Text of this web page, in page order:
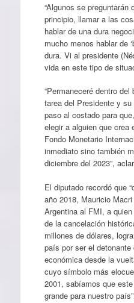
“Algunos se
principio, llamar a las
hablar de una dura
mucho menos hablar de
dura. Vi al presidente
vida en este tipo de
“Permaneceré dentro
tarea del Presidente y
paso al costado para
elegir a alguien que crea
Fondo Monetario
inmediato sino también
diciembre del 2023”,
El diputado recordó que
año 2018, Mauricio
Argentina al FMI, a
de la cancelación
millones de dólares,
país por ser el
económica desde la
cuyo símbolo más
2001, sabíamos que
grande para nuestro